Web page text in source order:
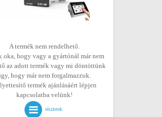
A termék nem rendelhető.
oka, hogy vagy a gyártónál már nem
az adott termék vagy mi döntöttünk
hogy már nem forgalmazzuk.
termék ajánlásáért lépjen
kapcsolatba velünk!
részletek